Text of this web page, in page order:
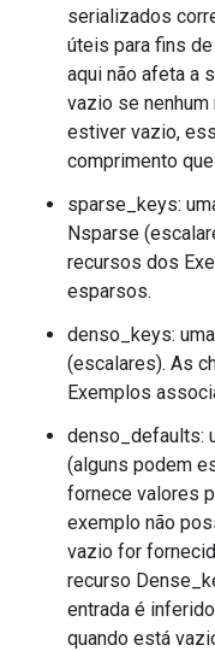
serializados
úteis para fins
aqui não afeta a
vazio se
estiver vazio,
comprimento
sparse_keys:
Nsparse
recursos dos
esparsos.
denso_keys:
(escalares). As
Exemplos
denso_defaults:
(alguns podem
fornece valores
exemplo não
vazio for
recurso
entrada é
quando está